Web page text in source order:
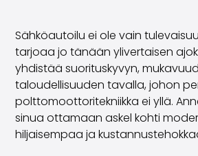
Sähköautoilu ei ole vain
tarjoaa jo tänään ylivertaisen
yhdistää suorituskyvyn,
taloudellisuuden tavalla, johon
polttomoottoritekniikka ei yllä.
sinua ottamaan askel kohti
hiljaisempaa ja